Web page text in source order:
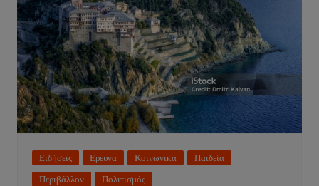
Ειδήσεις Ερευνα Κοινωνικά
Παιδεία
Περιβάλλον
Πολιτισμός